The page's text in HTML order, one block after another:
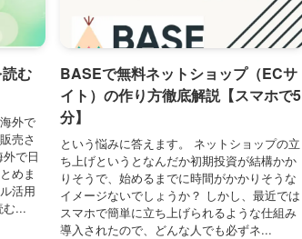
む
外で
売さ
で日
めま
活用
む...
BASEで無料ネットショップ（ECサ
イト）の作り方徹底解説【スマホで5
分】
という悩みに答えます。 ネットショップの立
ち上げというとなんだか初期投資が結構かか
りそうで、始めるまでに時間がかかりそうな
イメージないでしょうか？ しかし、最近では
スマホで簡単に立ち上げられるような仕組み
導入されたので、どんな人でも必ずネ...